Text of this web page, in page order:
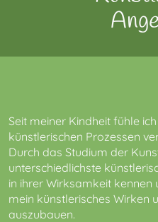
Seit meiner Kindheit fühle
künstlerischen Prozessen
Durch das Studium der
unterschiedlichste
in ihrer Wirksamkeit kennen
mein künstlerisches Wirken
auszubauen.